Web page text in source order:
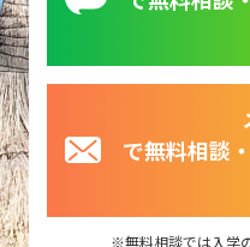
で無料相談
無料相談では入学